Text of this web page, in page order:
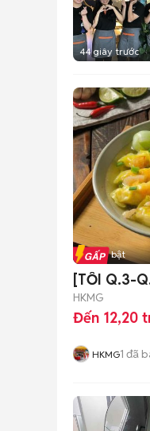
44 giây trước
Tin nổi bật
[TỐI Q.3-
HKMG
Đến 12,20
HKMG1 đã